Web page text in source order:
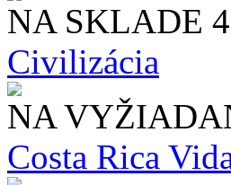
NA SKLADE
Civilizácia
NA
Costa Rica